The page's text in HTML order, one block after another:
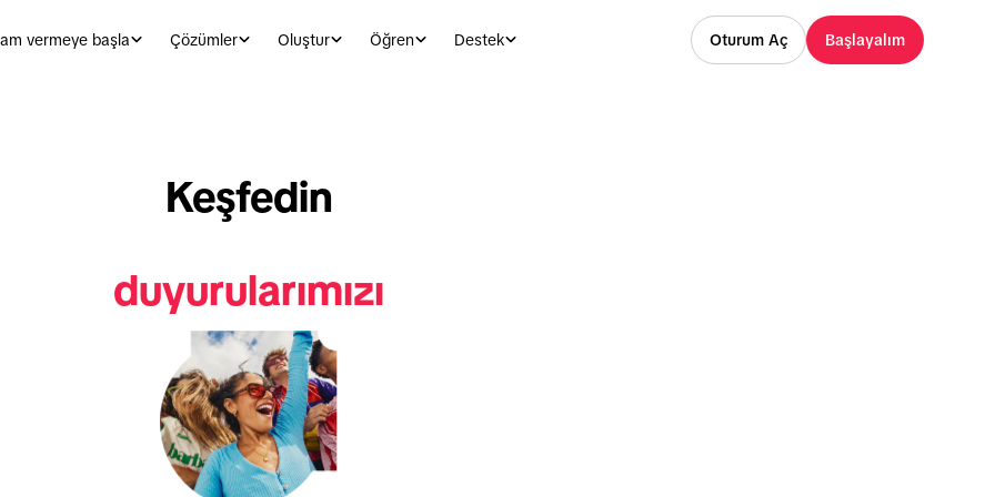
vermeye başla Çözümler Oluştur Öğren Destek Oturum Aç Başlayalım
Keşfedin
duyurularımızı
ürün güncellemelerimizi
raporlarımızı